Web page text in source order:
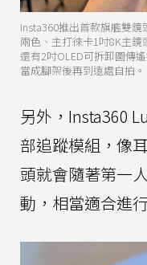
Insta360推出首款旗艦雙
兩色、主打徠卡1吋8K主鏡
還有2吋OLED可拆卸圖傳
當成腳架後再到遠處自拍。
另外，Insta360
部追蹤模組，像
頭就會隨著第一
動，相當適合進